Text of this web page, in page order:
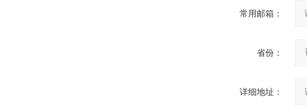
常用邮箱：
省份：
详细地址：